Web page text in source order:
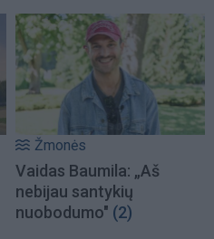
Žmonės
Vaidas Baumila: „Aš
nebijau santykių
nuobodumo" (2)